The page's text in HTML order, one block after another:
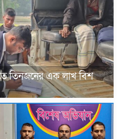
তিনজনের এক লাখ বিশ